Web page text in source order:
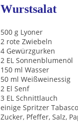
Wurstsalat
500 g Lyoner
2 rote Zwiebeln
4 Gewürzgurken
2 EL Sonnenblumenöl
150 ml Wasser
50 ml Weißweinessig
2 El Senf
3 EL Schnittlauch
einige Spritzer Tabasco
Zucker, Pfeffer, Salz,